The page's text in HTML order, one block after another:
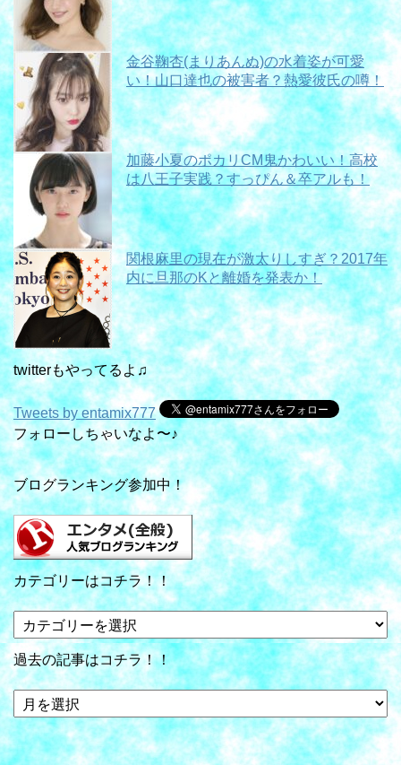
金谷鞠杏(まりあんぬ)の水着姿が可愛
い！山口達也の被害者？熱愛彼氏の噂！
加藤小夏のポカリCM鬼かわいい！高校
は八王子実践？すっぴん＆卒アルも！
関根麻里の現在が激太りしすぎ？2017年
内に旦那のKと離婚を発表か！
twitterもやってるよ♫
Tweets by entamix777
フォローしちゃいなよ〜♪
ブログランキング参加中！
カテゴリーはコチラ！！
カ
テ
ゴ
リ
ー
は
コ
チ
過去の記事はコチラ！！
過
去
の
記